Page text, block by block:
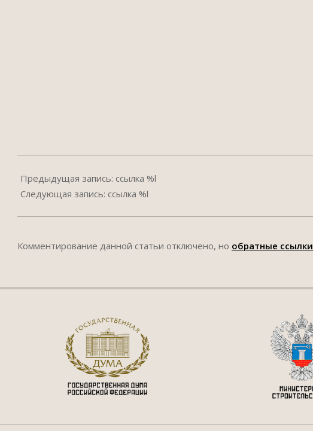
09-
22
Предыдущая запись: ссылка %l
Следующая запись: ссылка %l
Комментирование данной статьи отключено, но обратные ссылки